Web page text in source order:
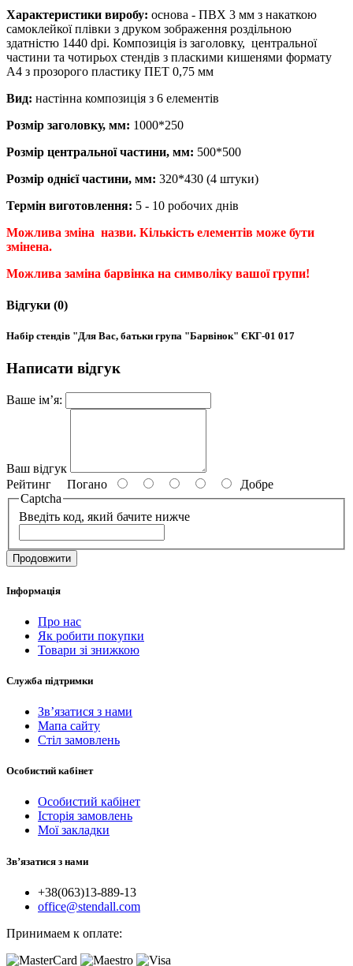
Характеристики виробу: основа - ПВХ 3 мм з накаткою
самоклейкої плівки з друком зображення роздільною
здатністю 1440 dpi. Композиція із заголовку, центральної
частини та чотирьох стендів з пласкими кишенями формату
А4 з прозорого пластику ПЕТ 0,75 мм
Вид: настінна композиція з 6 елементів
Розмір заголовку, мм: 1000*250
Розмір центральної частини, мм: 500*500
Розмір однієї частини, мм: 320*430 (4 штуки)
Термін виготовлення: 5 - 10 робочих днів
Можлива зміна назви. Кількість елементів може бути
змінена.
Можлива заміна барвінка на символіку вашої групи!
Відгуки (0)
Набір стендів "Для Вас, батьки група "Барвінок" ЄКГ-01 017
Написати відгук
Ваше ім’я:
Ваш відгук
Рейтинг Погано
Добре
Captcha
Введіть код, який бачите нижче
Продовжити
Інформація
Про нас
Як робити покупки
Товари зі знижкою
Служба підтримки
Зв’язатися з нами
Мапа сайту
Стіл замовлень
Особистий кабінет
Особистий кабінет
Історія замовлень
Мої закладки
Зв’язатися з нами
+38(063)13-889-13
office@stendall.com
Принимаем к оплате: